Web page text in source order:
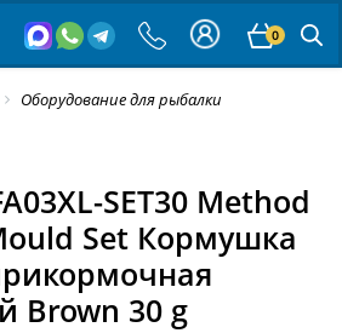
0
Оборудование для рыбалки
SET30 Method
Set Кормушка
Brown 30 g